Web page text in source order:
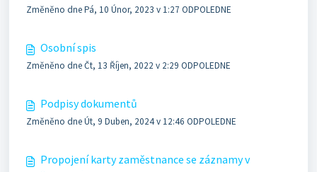
Změněno dne Pá, 10 Únor, 2023 v 1:27 ODPOLEDNE
Osobní spis
Změněno dne Čt, 13 Říjen, 2022 v 2:29 ODPOLEDNE
Podpisy dokumentů
Změněno dne Út, 9 Duben, 2024 v 12:46 ODPOLEDNE
Propojení karty zaměstnance se záznamy v